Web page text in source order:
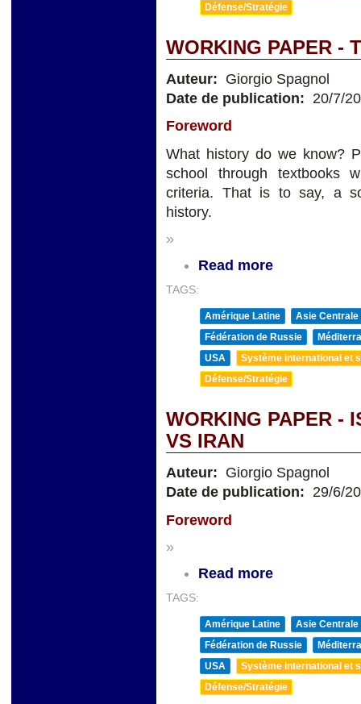
Défense/Stratégie
WORKING PAPER -
Auteur: Giorgio Spagnol
Date de publication: 20/7/
Foreword
What history do we know?
school through textbooks
criteria. That is to say, a
history.
»
Read more
TAGS:
Amérique Latine
Asie Centrale
Fédération de Russie
USA
Système international et
Défense/Stratégie
WORKING PAPER -
VS IRAN
Auteur: Giorgio Spagnol
Date de publication: 29/6/
Foreword
»
Read more
TAGS:
Amérique Latine
Asie Centrale
Fédération de Russie
USA
Système international et
Défense/Stratégie